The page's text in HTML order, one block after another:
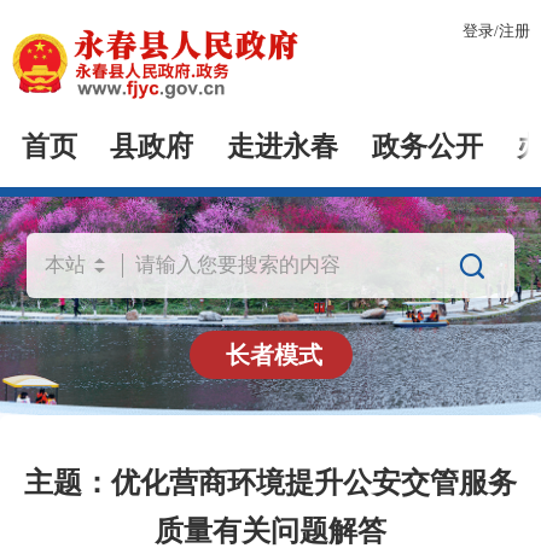
登录/注册
首页 县政府 走进永春 政务公开

长者模式
主题：优化营商环境提升公安交管服务
质量有关问题解答